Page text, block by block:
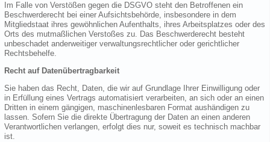
Im Falle von Verstößen gegen die DSGVO steht den Betroffenen ein
Beschwerderecht bei einer Aufsichtsbehörde, insbesondere in dem
Mitgliedstaat ihres gewöhnlichen Aufenthalts, ihres Arbeitsplatzes oder des
Orts des mutmaßlichen Verstoßes zu. Das Beschwerderecht besteht
unbeschadet anderweitiger verwaltungsrechtlicher oder gerichtlicher
Rechtsbehelfe.
Recht auf Datenübertragbarkeit
Sie haben das Recht, Daten, die wir auf Grundlage Ihrer Einwilligung oder
in Erfüllung eines Vertrags automatisiert verarbeiten, an sich oder an einen
Dritten in einem gängigen, maschinenlesbaren Format aushändigen zu
lassen. Sofern Sie die direkte Übertragung der Daten an einen anderen
Verantwortlichen verlangen, erfolgt dies nur, soweit es technisch machbar
ist.